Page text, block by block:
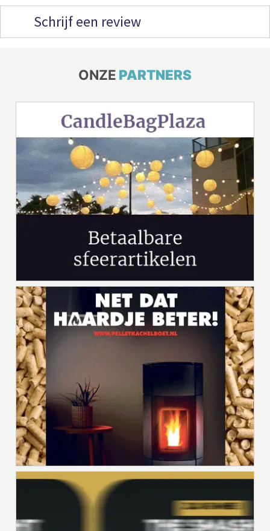
Schrijf een review
ONZE PARTNERS